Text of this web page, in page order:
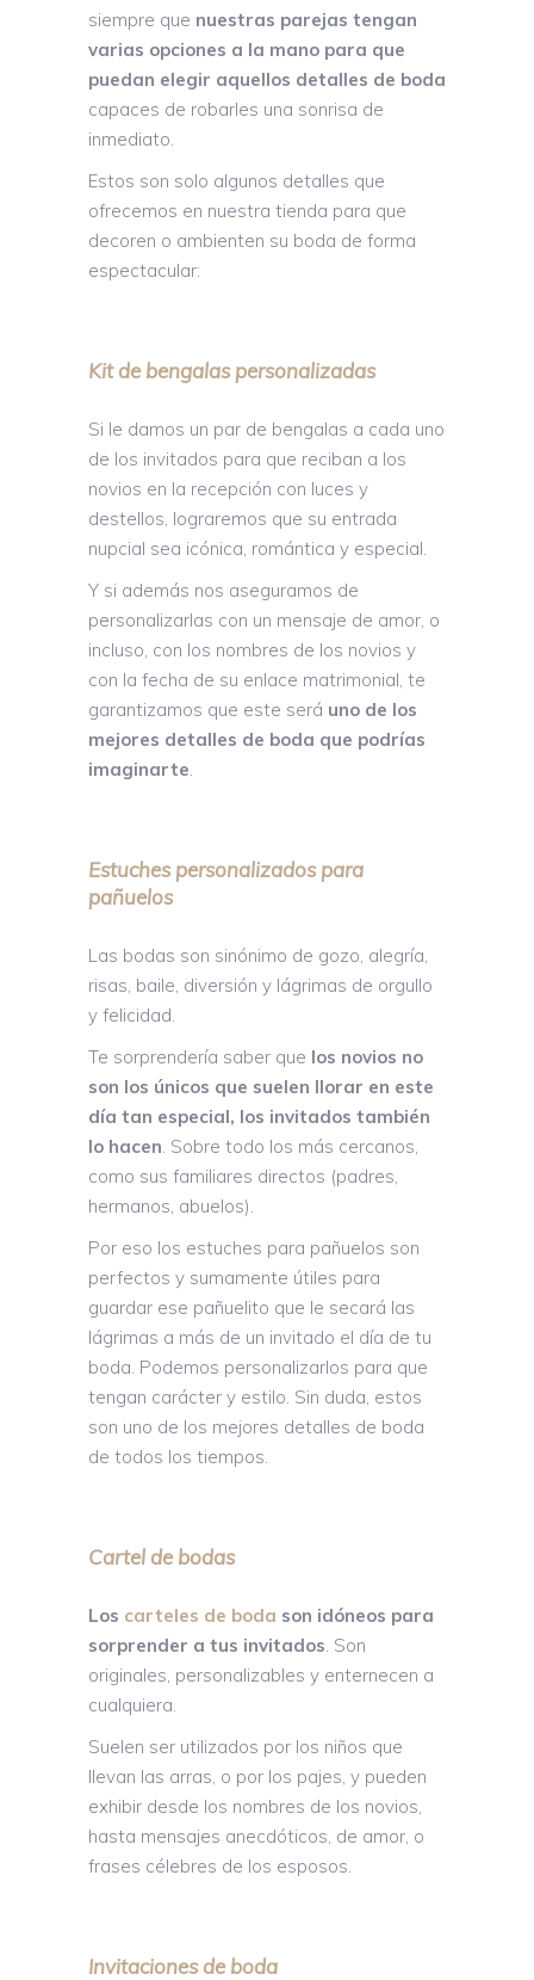
siempre que nuestras parejas tengan
varias opciones a la mano para que
puedan elegir aquellos detalles de boda
capaces de robarles una sonrisa de
inmediato.
Estos son solo algunos detalles que
ofrecemos en nuestra tienda para que
decoren o ambienten su boda de forma
espectacular:
Kit de bengalas personalizadas
Si le damos un par de bengalas a cada uno
de los invitados para que reciban a los
novios en la recepción con luces y
destellos, lograremos que su entrada
nupcial sea icónica, romántica y especial.
Y si además nos aseguramos de
personalizarlas con un mensaje de amor, o
incluso, con los nombres de los novios y
con la fecha de su enlace matrimonial, te
garantizamos que este será uno de los
mejores detalles de boda que podrías
imaginarte.
Estuches personalizados para
pañuelos
Las bodas son sinónimo de gozo, alegría,
risas, baile, diversión y lágrimas de orgullo
y felicidad.
Te sorprendería saber que los novios no
son los únicos que suelen llorar en este
día tan especial, los invitados también
lo hacen. Sobre todo los más cercanos,
como sus familiares directos (padres,
hermanos, abuelos).
Por eso los estuches para pañuelos son
perfectos y sumamente útiles para
guardar ese pañuelito que le secará las
lágrimas a más de un invitado el día de tu
boda. Podemos personalizarlos para que
tengan carácter y estilo. Sin duda, estos
son uno de los mejores detalles de boda
de todos los tiempos.
Cartel de bodas
Los carteles de boda son idóneos para
sorprender a tus invitados. Son
originales, personalizables y enternecen a
cualquiera.
Suelen ser utilizados por los niños que
llevan las arras, o por los pajes, y pueden
exhibir desde los nombres de los novios,
hasta mensajes anecdóticos, de amor, o
frases célebres de los esposos.
Invitaciones de boda